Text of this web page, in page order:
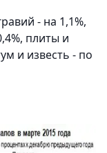
- на 1,1%,
плиты и
и известь - по